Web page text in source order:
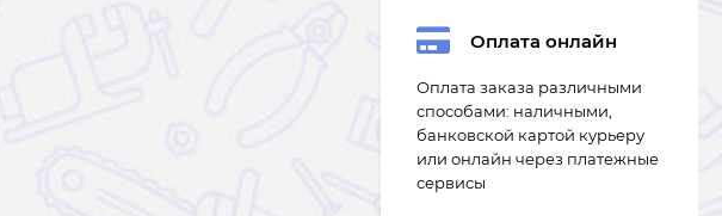
Оплата онлайн
Оплата заказа различными
способами: наличными,
банковской картой курьеру
или онлайн через платежные
сервисы